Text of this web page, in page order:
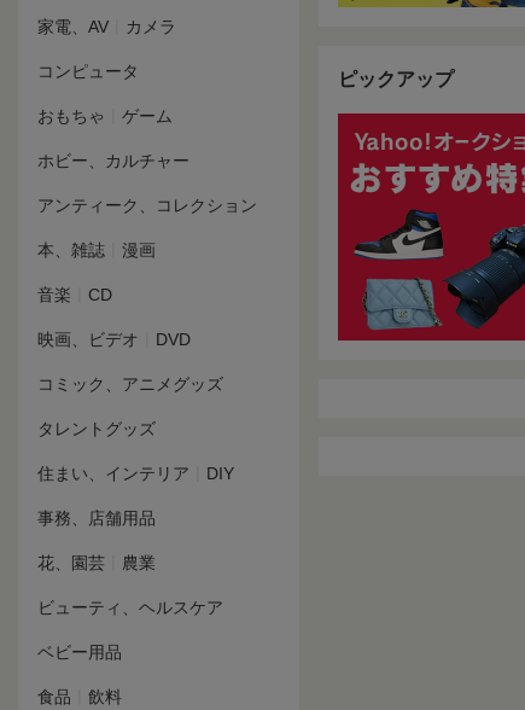
家電、AV カメラ
コンピュータ
おもちゃ ゲーム
ホビー、カルチャー
アンティーク、コレクション
本、雑誌 漫画
音楽 CD
映画、ビデオ DVD
コミック、アニメグッズ
タレントグッズ
住まい、インテリア DIY
事務、店舗用品
花、園芸 農業
ビューティ、ヘルスケア
ベビー用品
食品 飲料
ピックアップ